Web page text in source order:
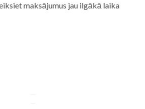
maksājumus jau ilgākā laika